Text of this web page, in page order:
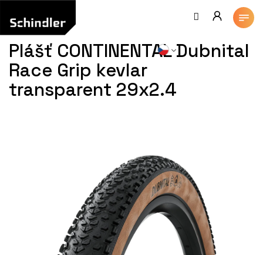
obsah
Plášť CONTINENTAL Dubnital
Race Grip kevlar
transparent 29x2.4